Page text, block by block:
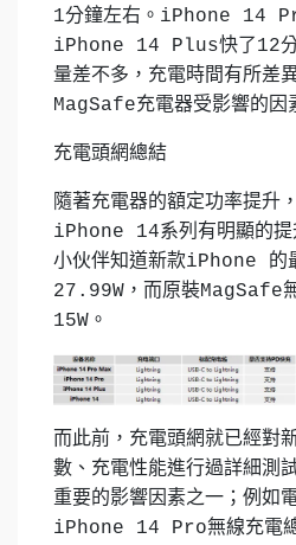
1分鐘左右。iPhone 14
iPhone 14 Plus快了12分
量差不多，充電時間有所差
MagSafe充電器受影響的因
充電頭網總結
隨著充電器的額定功率提升
iPhone 14系列有明顯的提
小伙伴知道新款iPhone 的
27.99W，而原裝MagSafe
15W。
而此前，充電頭網就已經
數、充電性能進行過詳細測
重要的影響因素之一；例如
iPhone 14 Pro無線充電